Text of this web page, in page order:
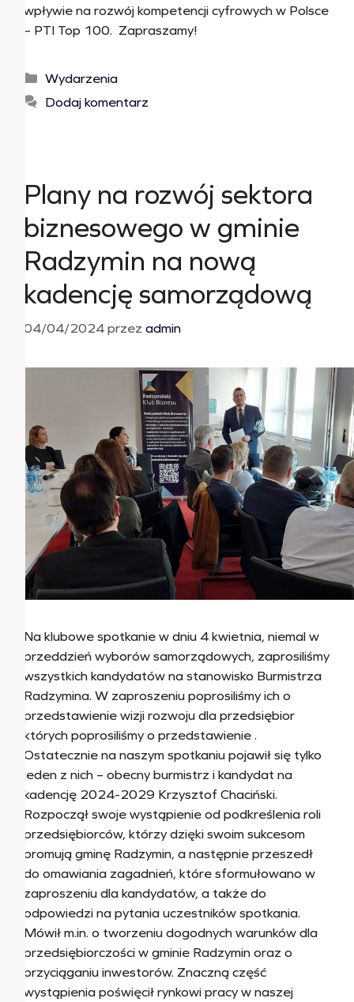
wpływie na rozwój kompetencji cyfrowych w Polsce
– PTI Top 100. Zapraszamy!
Wydarzenia
Dodaj komentarz
Plany na rozwój sektora
biznesowego w gminie
Radzymin na nową
kadencję samorządową
04/04/2024przez admin
Na klubowe spotkanie w dniu 4 kwietnia, niemal w
przeddzień wyborów samorządowych, zaprosiliśmy
wszystkich kandydatów na stanowisko Burmistrza
Radzymina. W zaproszeniu poprosiliśmy ich o
przedstawienie wizji rozwoju dla przedsiębior
których poprosiliśmy o przedstawienie .
Ostatecznie na naszym spotkaniu pojawił się tylko
jeden z nich – obecny burmistrz i kandydat na
kadencję 2024-2029 Krzysztof Chaciński.
Rozpoczął swoje wystąpienie od podkreślenia roli
przedsiębiorców, którzy dzięki swoim sukcesom
promują gminę Radzymin, a następnie przeszedł
do omawiania zagadnień, które sformułowano w
zaproszeniu dla kandydatów, a także do
odpowiedzi na pytania uczestników spotkania.
Mówił m.in. o tworzeniu dogodnych warunków dla
przedsiębiorczości w gminie Radzymin oraz o
przyciąganiu inwestorów. Znaczną część
wystąpienia poświęcił rynkowi pracy w naszej